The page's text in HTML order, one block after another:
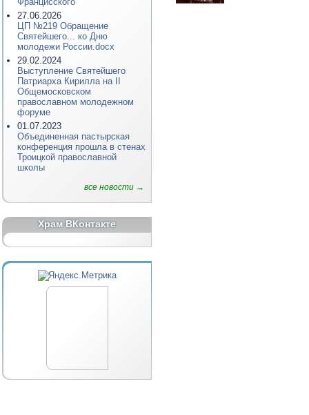
27.06.2026
ЦП №219 Обращение
Святейшего... ко Дню
молодежи России.docx
29.02.2024
Выступление Святейшего
Патриарха Кирилла на II
Общемосковском
православном молодежном
форуме
01.07.2023
Объединенная пастырская
конференция прошла в стенах
Троицкой православной
школы
все новости →
Храм ВКонтакте